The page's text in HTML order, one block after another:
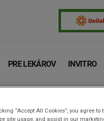
PRE LEKÁROV INVITRO
“Accept All Cookies”, you agree
site usage, and assist in our